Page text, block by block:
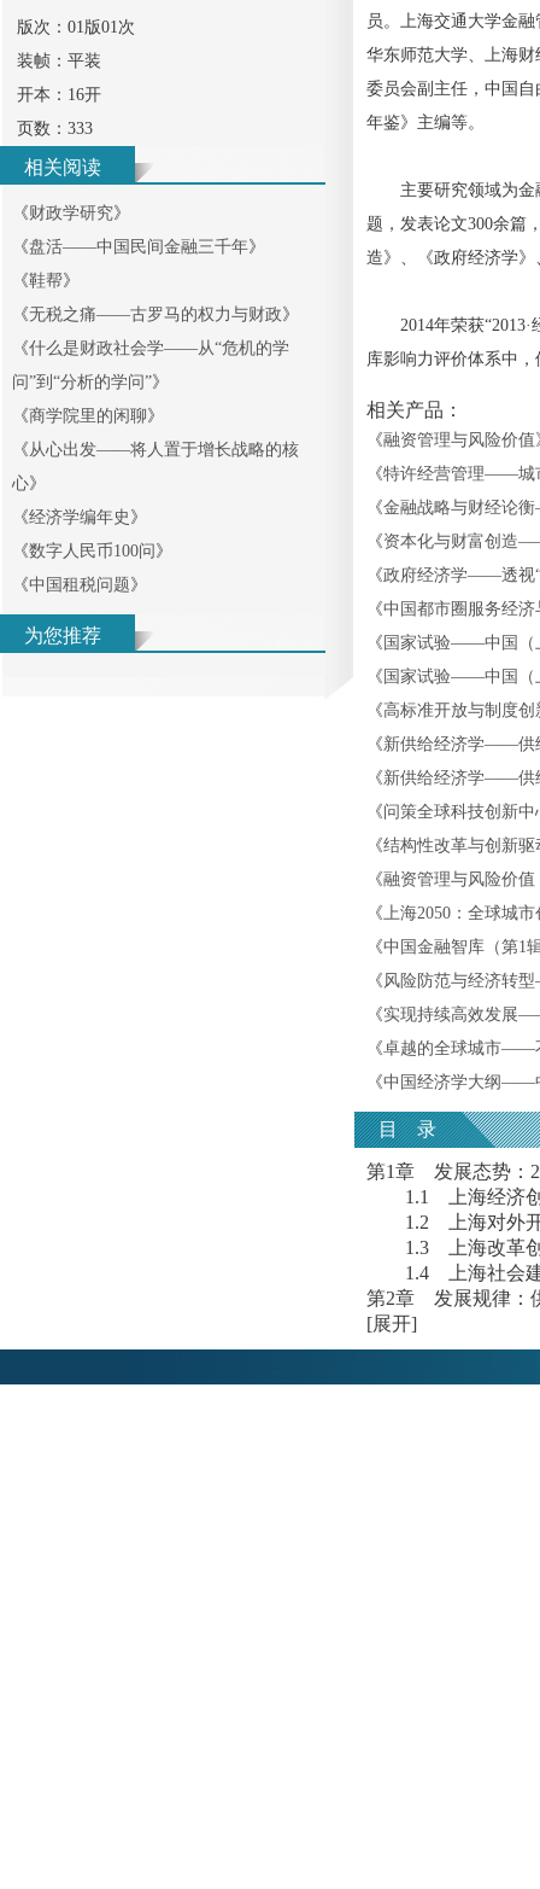
版次： 01版01次
装帧： 平装
开本： 16开
页数： 333
相关阅读
《财政学研究》
《盘活——中国民间金融三千年》
《鞋帮》
《无税之痛——古罗马的权力与财政》
《什么是财政社会学——从“危机的学
问”到“分析的学问”》
《商学院里的闲聊》
《从心出发——将人置于增长战略的核
心》
《经济学编年史 》
《数字人民币100问 》
《中国租税问题》
为您推荐
员。上海交通大学金
华东师范大学、上海
委员会副主任，中国
年鉴》主编等。
主要研究领域为金融
题，发表论文300余篇
造》、《政府经济学
2014年荣获“2013·
库影响力评价体系中
相关产品：
《融资管理与风险价值
《特许经营管理——城
《金融战略与财经论
《资本化与财富创造
《政府经济学——透视
《中国都市圈服务经
《 国家试验——中国（
《 国家试验——中国（
《高标准开放与制度
《新供给经济学——供
《新供给经济学——供
《问策全球科技创新
《结构性改革与创新
《融资管理与风险价值
《上海2050：全球城
《中国金融智库（第1
《 风险防范与经济转
《实现持续高效发展
《卓越的全球城市——
《中国经济学大纲——
目 录
第1章 发展态势：
1.1 上海经济创
1.2 上海对外开
1.3 上海改革创
1.4 上海社会建
第2章 发展规律：
[展开]